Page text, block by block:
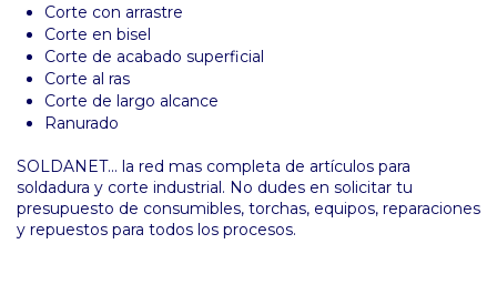
Corte con arrastre
Corte en bisel
Corte de acabado superficial
Corte al ras
Corte de largo alcance
Ranurado
SOLDANET... la red mas completa de artículos para
soldadura y corte industrial. No dudes en solicitar tu
presupuesto de consumibles, torchas, equipos, reparaciones
y repuestos para todos los procesos.